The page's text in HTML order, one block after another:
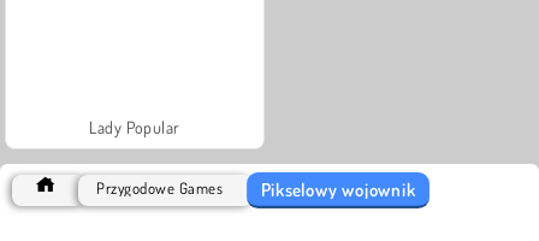
Lady Popular
Przygodowe Games Pikselowy wojownik